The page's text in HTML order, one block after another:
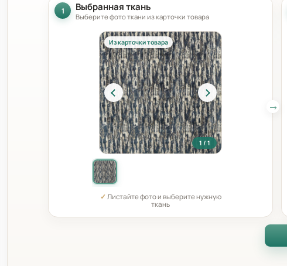
1 Выбранная ткань
Выберите фото ткани из карточки товара
Из карточки товара
1 / 1
✓Листайте фото и выберите нужную
ткань